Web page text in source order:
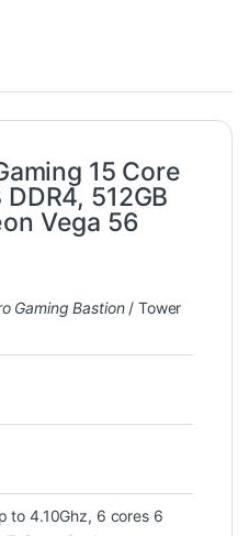
15 Core
512GB
Vega 56
Gaming Bastion/ Tower
to 4.10Ghz, 6 cores 6